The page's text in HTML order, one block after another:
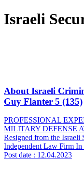
Israeli
About Israeli
Guy Flanter 5 (135)
PROFESSIONAL
MILITARY DEFENSE
Resigned from the Israeli
Independent Law Firm In
Post date : 12.04.2023